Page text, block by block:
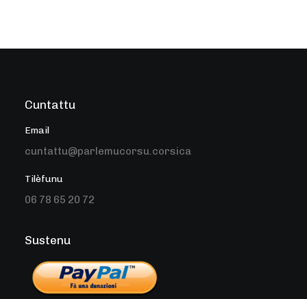
Cuntattu
Email
cuntattu@parlemucorsu.corsica
Tilèfunu
06 78 65 20 72
Sustenu